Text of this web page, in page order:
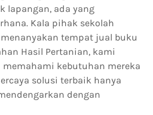
lapangan, ada yang
Kala pihak sekolah
tempat jual buku
Hasil Pertanian, kami
kebutuhan mereka
solusi terbaik hanya
dengan